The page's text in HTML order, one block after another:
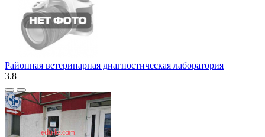
Районная ветеринарная диагностическая лаборатория
3.8